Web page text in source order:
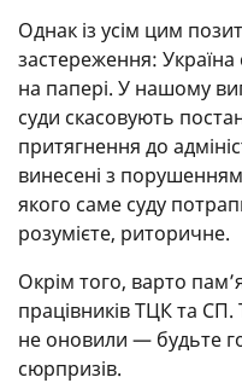
Однак із усім цим
застереження:
на папері. У нашому
суди скасовують
притягнення до
винесені з
якого саме суду
розумієте, риторичне.
Окрім того, варто
працівників ТЦК та
не оновили — будьте
сюрпризів.